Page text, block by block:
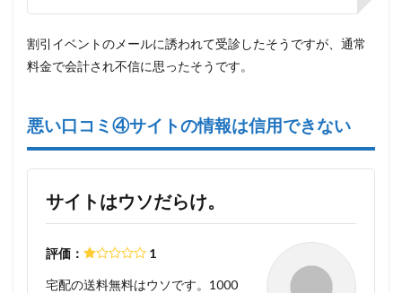
割引イベントのメールに誘われて受診したそうですが、通常
料金で会計され不信に思ったそうです。
悪い口コミ④サイトの情報は信用できない
サイトはウソだらけ。
評価： 1
宅配の送料無料はウソです。1000